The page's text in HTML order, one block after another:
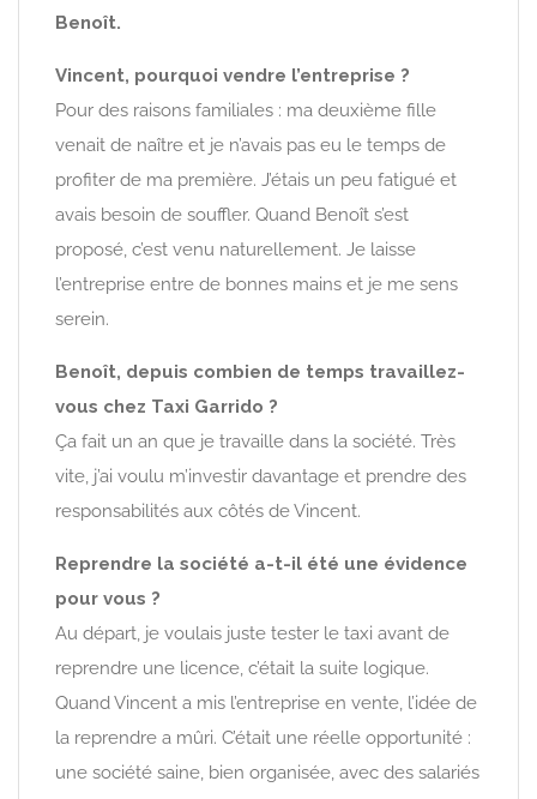
Benoît.
Vincent, pourquoi vendre l’entreprise ?
Pour des raisons familiales : ma deuxième fille
venait de naître et je n’avais pas eu le temps de
profiter de ma première. J’étais un peu fatigué et
avais besoin de souffler. Quand Benoît s’est
proposé, c’est venu naturellement. Je laisse
l’entreprise entre de bonnes mains et je me sens
serein.
Benoît, depuis combien de temps travaillez-
vous chez Taxi Garrido ?
Ça fait un an que je travaille dans la société. Très
vite, j’ai voulu m’investir davantage et prendre des
responsabilités aux côtés de Vincent.
Reprendre la société a-t-il été une évidence
pour vous ?
Au départ, je voulais juste tester le taxi avant de
reprendre une licence, c’était la suite logique.
Quand Vincent a mis l’entreprise en vente, l’idée de
la reprendre a mûri. C’était une réelle opportunité :
une société saine, bien organisée, avec des salariés